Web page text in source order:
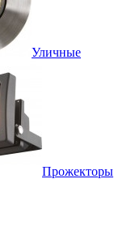
Уличные
Прожекторы